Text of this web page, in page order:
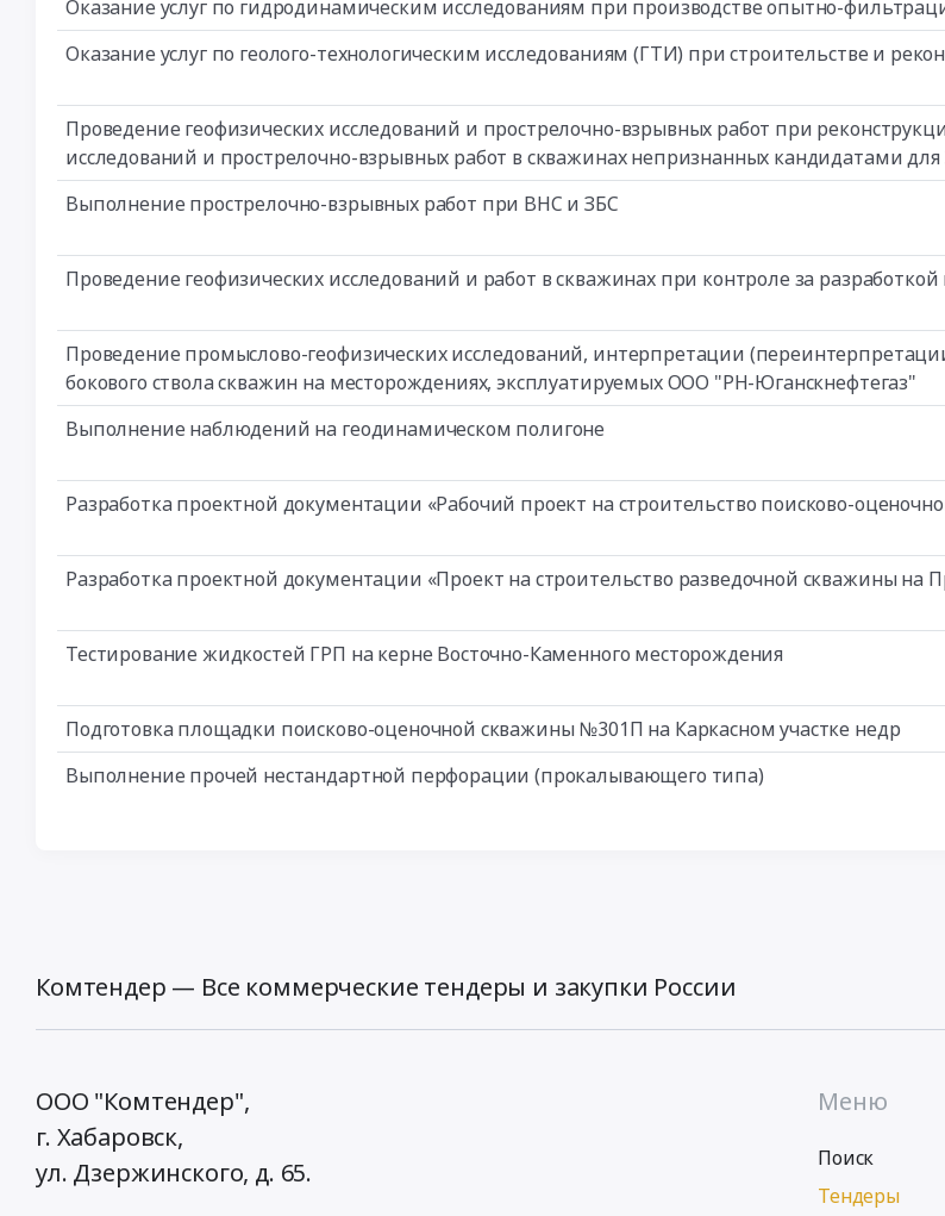
Оказание услуг по гидродинамическим исследованиям при производстве опытно-
Оказание услуг по геолого-технологическим исследованиям (ГТИ) при строительстве и
Проведение геофизических исследований и прострелочно-взрывных работ при
исследований и прострелочно-взрывных работ в скважинах непризнанных кандидатами
Выполнение прострелочно-взрывных работ при ВНС и ЗБС
Проведение геофизических исследований и работ в скважинах при контроле за
Проведение промыслово-геофизических исследований, интерпретации
бокового ствола скважин на месторождениях, эксплуатируемых ООО "РН-Юганскнефтегаз"
Выполнение наблюдений на геодинамическом полигоне
Разработка проектной документации «Рабочий проект на строительство поисково-
Разработка проектной документации «Проект на строительство разведочной скважины
Тестирование жидкостей ГРП на керне Восточно-Каменного месторождения
Подготовка площадки поисково-оценочной скважины №301П на Каркасном участке недр
Выполнение прочей нестандартной перфорации (прокалывающего типа)
Комтендер — Все коммерческие тендеры и закупки России
ООО "Комтендер",
г. Хабаровск,
ул. Дзержинского, д. 65.
Меню
Поиск
Тендеры